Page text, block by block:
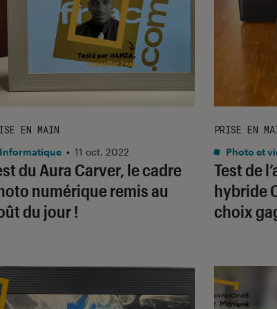
du Aura Carver, le cadre
numérique remis au
du jour !
EN MAIN
Informatique • 11 oct. 2022
Test de
hybride
choix
PRISE EN
Photo et